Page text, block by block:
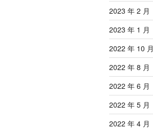
2023 年 2 月
2023 年 1 月
2022 年 10 月
2022 年 8 月
2022 年 6 月
2022 年 5 月
2022 年 4 月